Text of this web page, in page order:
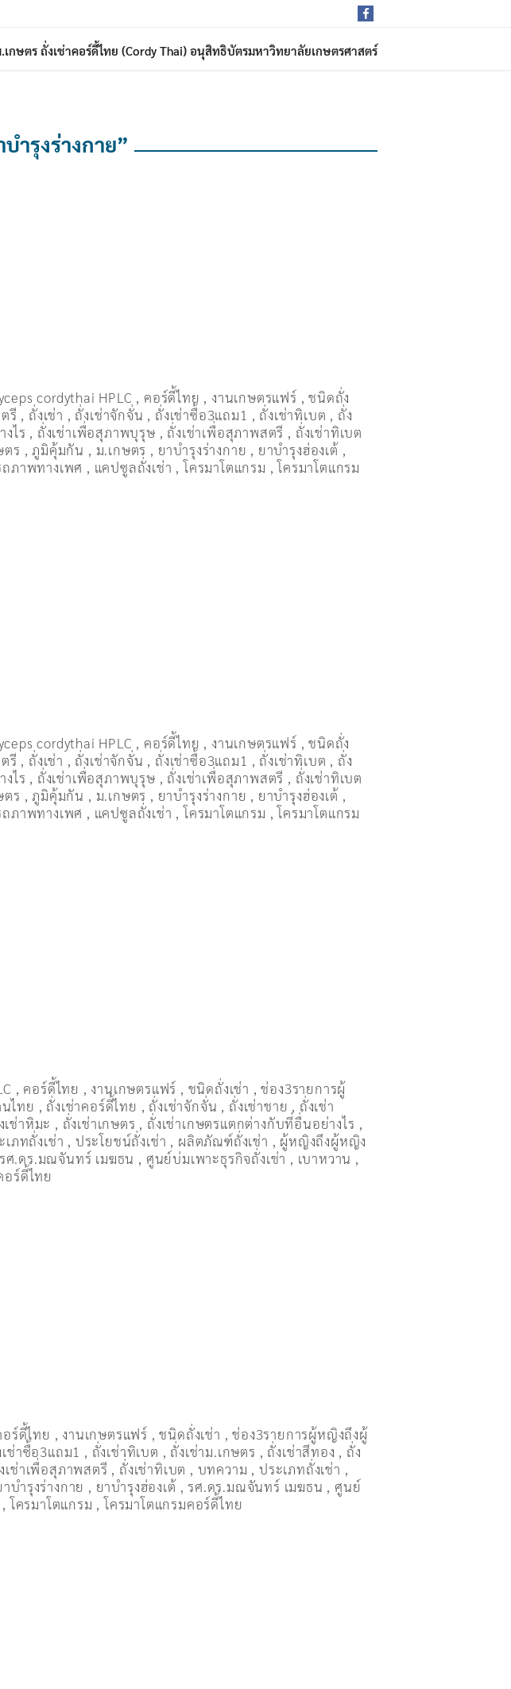
กษตร ถั่งเช่าคอร์ดี้ไทย (Cordy Thai) อนุสิทธิบัตรมหาวิทยาลัยเกษตรศาสตร์
ำรุงร่างกาย”
cordythai HPLC , คอร์ดี้ไทย ,งานเกษตรแฟร์ ,ชนิดถั่ง
รี , ถั่งเช่า , ถั่งเช่าจักจั่น , ถั่งเช่าซื้อ3แถม1 , ถั่งเช่าทิเบต , ถั่ง
ไร , ถั่งเช่าเพื่อสุภาพบุรุษ , ถั่งเช่าเพื่อสุภาพสตรี , ถั่่งเช่าทิเบต
ตร ,ภูมิคุ้มกัน , ม.เกษตร , ยาบำรุงร่างกาย , ยาบำรุงฮ่องเต้ ,
ภาพทางเพศ , แคปซูลถั่งเช่า ,โครมาโตแกรม ,โครมาโตแกรม
cordythai HPLC , คอร์ดี้ไทย ,งานเกษตรแฟร์ ,ชนิดถั่ง
รี , ถั่งเช่า , ถั่งเช่าจักจั่น , ถั่งเช่าซื้อ3แถม1 , ถั่งเช่าทิเบต , ถั่ง
ไร , ถั่งเช่าเพื่อสุภาพบุรุษ , ถั่งเช่าเพื่อสุภาพสตรี , ถั่่งเช่าทิเบต
ตร ,ภูมิคุ้มกัน , ม.เกษตร , ยาบำรุงร่างกาย , ยาบำรุงฮ่องเต้ ,
ภาพทางเพศ , แคปซูลถั่งเช่า ,โครมาโตแกรม ,โครมาโตแกรม
, คอร์ดี้ไทย ,งานเกษตรแฟร์ , ชนิดถั่งเช่า ,ช่อง3รายการผู้
นไทย , ถั่งเช่าคอร์ดี้ไทย , ถั่งเช่าจักจั่น , ถั่งเช่าชาย , ถั่งเช่า
เช่าหิมะ , ถั่งเช่าเกษตร , ถั่งเช่าเกษตรแตกต่างกับที่อื่นอย่างไร ,
เภทถั่งเช่า , ประโยชน์ถั่งเช่า , ผลิตภัณฑ์ถั่งเช่า , ผู้หญิงถึงผู้หญิง
รศ.ดร.มณจันทร์ เมฆธน , ศูนย์บ่มเพาะธุรกิจถั่งเช่า , เบาหวาน ,
อร์ดี้ไทย
อร์ดี้ไทย ,งานเกษตรแฟร์ ,ชนิดถั่งเช่า ,ช่อง3รายการผู้หญิงถึงผู้
เช่าซื้อ3แถม1 , ถั่งเช่าทิเบต , ถั่งเช่าม.เกษตร , ถั่งเช่าสีทอง , ถั่ง
เช่าเพื่อสุภาพสตรี , ถั่่งเช่าทิเบต , บทความ , ประเภทถั่งเช่า ,
าบำรุงร่างกาย , ยาบำรุงฮ่องเต้ ,รศ.ดร.มณจันทร์ เมฆธน , ศูนย์
,โครมาโตแกรม ,โครมาโตแกรมคอร์ดี้ไทย